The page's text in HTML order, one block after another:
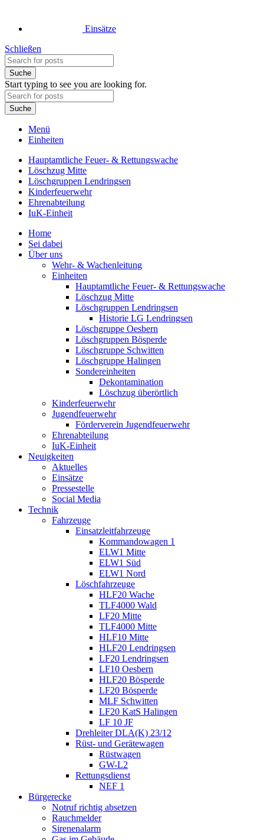
Einsätze
Schließen
Suche
Start typing to see you are looking for.
Suche
Menü
Einheiten
Hauptamtliche Feuer- & Rettungswache
Löschzug Mitte
Löschgruppen Lendringsen
Kinderfeuerwehr
Ehrenabteilung
IuK-Einheit
Home
Sei dabei
Über uns
Wehr- & Wachenleitung
Einheiten
Hauptamtliche Feuer- & Rettungswache
Löschzug Mitte
Löschgruppen Lendringsen
Historie LG Lendringsen
Löschgruppe Oesbern
Löschgruppen Bösperde
Löschgruppe Schwitten
Löschgruppe Halingen
Sondereinheiten
Dekontamination
Löschzug überörtlich
Kinderfeuerwehr
Jugendfeuerwehr
Förderverein Jugendfeuerwehr
Ehrenabteilung
IuK-Einheit
Neuigkeiten
Aktuelles
Einsätze
Pressestelle
Social Media
Technik
Fahrzeuge
Einsatzleitfahrzeuge
Kommandowagen 1
ELW1 Mitte
ELW1 Süd
ELW1 Nord
Löschfahrzeuge
HLF20 Wache
TLF4000 Wald
LF20 Mitte
TLF4000 Mitte
HLF10 Mitte
HLF20 Lendringsen
LF20 Lendringsen
LF10 Oesbern
HLF20 Bösperde
LF20 Bösperde
MLF Schwitten
LF20 KatS Halingen
LF 10 JF
Drehleiter DLA(K) 23/12
Rüst- und Gerätewagen
Rüstwagen
GW-L2
Rettungsdienst
NEF 1
Bürgerecke
Notruf richtig absetzen
Rauchmelder
Sirenenalarm